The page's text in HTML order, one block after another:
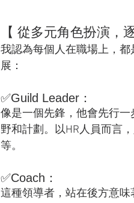
【 從多元角色扮演，
我認為每個人在職場上，
展：
✅Guild Leader：
像是一個先鋒，他會先行
野和計劃。以HR人員而言
等。
✅Coach：
這種領導者，站在後方意